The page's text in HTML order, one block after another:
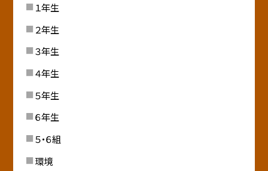
１年生
２年生
３年生
４年生
５年生
６年生
５・６組
環境